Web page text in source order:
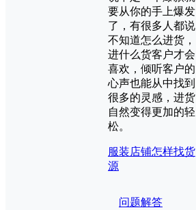
要从你的手上爆发
了，有很多人都说
不知道怎么进货，
进什么货客户才会
喜欢，倾听客户的
心声也能从中找到
很多的灵感，进货
自然变得更加的轻
松。
服装店铺怎样找货
源
问题解答